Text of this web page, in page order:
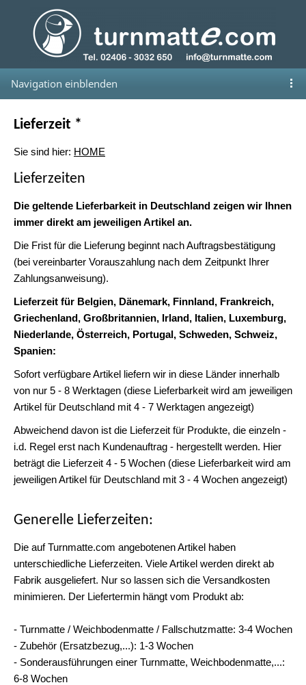
Navigation einblenden
Lieferzeit *
Sie sind hier: HOME
Lieferzeiten
Die geltende Lieferbarkeit in Deutschland zeigen wir Ihnen
immer direkt am jeweiligen Artikel an.
Die Frist für die Lieferung beginnt nach Auftragsbestätigung
(bei vereinbarter Vorauszahlung nach dem Zeitpunkt Ihrer
Zahlungsanweisung).
Lieferzeit für Belgien, Dänemark, Finnland, Frankreich,
Griechenland, Großbritannien, Irland, Italien, Luxemburg,
Niederlande, Österreich, Portugal, Schweden, Schweiz,
Spanien:
Sofort verfügbare Artikel liefern wir in diese Länder innerhalb
von nur 5 - 8 Werktagen (diese Lieferbarkeit wird am jeweiligen
Artikel für Deutschland mit 4 - 7 Werktagen angezeigt)
Abweichend davon ist die Lieferzeit für Produkte, die einzeln -
i.d. Regel erst nach Kundenauftrag - hergestellt werden. Hier
beträgt die Lieferzeit 4 - 5 Wochen (diese Lieferbarkeit wird am
jeweiligen Artikel für Deutschland mit 3 - 4 Wochen angezeigt)
Generelle Lieferzeiten:
Die auf Turnmatte.com angebotenen Artikel haben
unterschiedliche Lieferzeiten. Viele Artikel werden direkt ab
Fabrik ausgeliefert. Nur so lassen sich die Versandkosten
minimieren. Der Liefertermin hängt vom Produkt ab:
- Turnmatte / Weichbodenmatte / Fallschutzmatte: 3-4 Wochen
- Zubehör (Ersatzbezug,...): 1-3 Wochen
- Sonderausführungen einer Turnmatte, Weichbodenmatte,...:
6-8 Wochen